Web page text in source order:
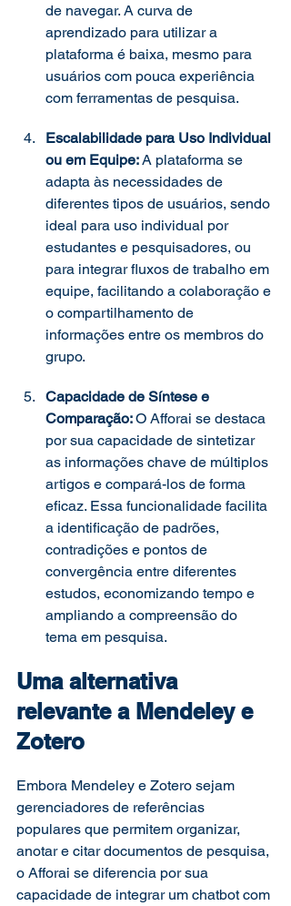
de navegar. A curva de
aprendizado para utilizar a
plataforma é baixa, mesmo para
usuários com pouca experiência
com ferramentas de pesquisa.
Escalabilidade para Uso Individual
ou em Equipe: A plataforma se
adapta às necessidades de
diferentes tipos de usuários, sendo
ideal para uso individual por
estudantes e pesquisadores, ou
para integrar fluxos de trabalho em
equipe, facilitando a colaboração e
o compartilhamento de
informações entre os membros do
grupo.
Capacidade de Síntese e
Comparação: O Afforai se destaca
por sua capacidade de sintetizar
as informações chave de múltiplos
artigos e compará-los de forma
eficaz. Essa funcionalidade facilita
a identificação de padrões,
contradições e pontos de
convergência entre diferentes
estudos, economizando tempo e
ampliando a compreensão do
tema em pesquisa.
Uma alternativa
relevante a Mendeley e
Zotero
Embora Mendeley e Zotero sejam
gerenciadores de referências
populares que permitem organizar,
anotar e citar documentos de pesquisa,
o Afforai se diferencia por sua
capacidade de integrar um chatbot com